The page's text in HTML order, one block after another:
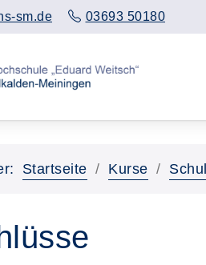
sm.de 03693 50180
Startseite Kurse